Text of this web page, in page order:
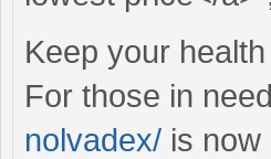
Keep your
For those in
nolvadex/ is